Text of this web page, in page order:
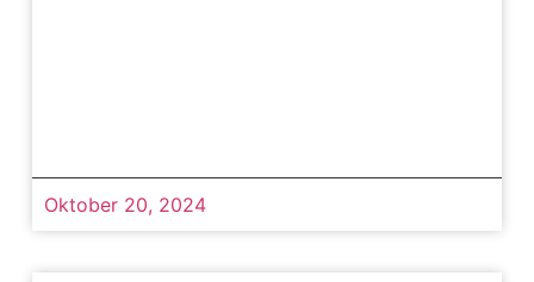
Oktober 20, 2024